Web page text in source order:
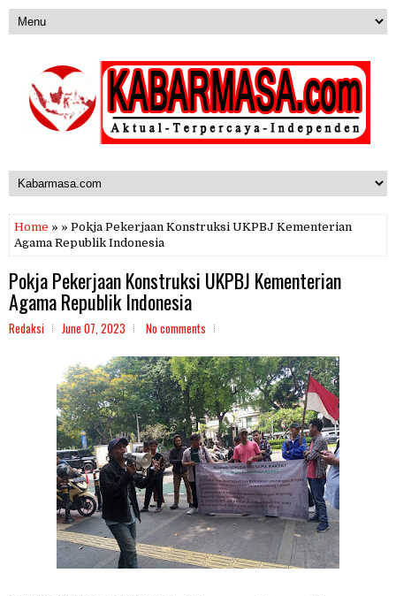
Home » » Pokja Pekerjaan Konstruksi UKPBJ Kementerian
Agama Republik Indonesia
Pokja Pekerjaan Konstruksi UKPBJ Kementerian
Agama Republik Indonesia
Redaksi June 07, 2023 No comments